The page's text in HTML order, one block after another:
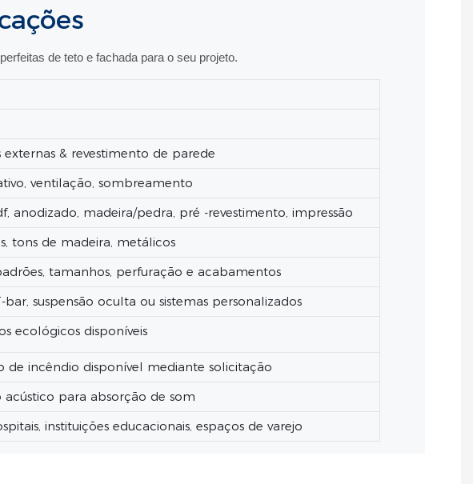
de teto e fachada para o seu projeto.
externas & revestimento de parede
ventilação, sombreamento
anodizado, madeira/pedra, pré -revestimento, impressão
tons de madeira, metálicos
tamanhos, perfuração e acabamentos
suspensão oculta ou sistemas personalizados
ecológicos disponíveis
de incêndio disponível mediante solicitação
para absorção de som
instituições educacionais, espaços de varejo